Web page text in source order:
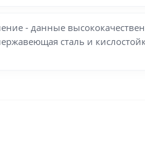
- данные
сталь и